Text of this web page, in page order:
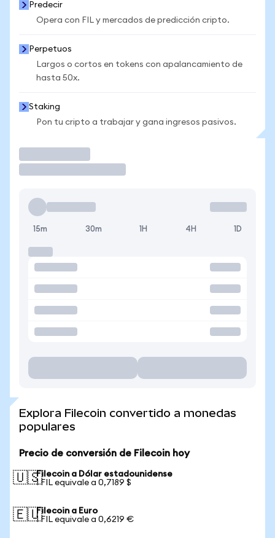
Predecir
Opera con FIL y mercados de predicción cripto.
Perpetuos
Largos o cortos en tokens con apalancamiento de
hasta 50x.
Staking
Pon tu cripto a trabajar y gana ingresos pasivos.
15m 30m 1H 4H 1D
Explora Filecoin convertido a monedas
populares
Precio de conversión de Filecoin hoy
🇺🇸Filecoin a Dólar estadounidense
1 FIL equivale a 0,7189 $
🇪🇺Filecoin a Euro
1 FIL equivale a 0,6219 €